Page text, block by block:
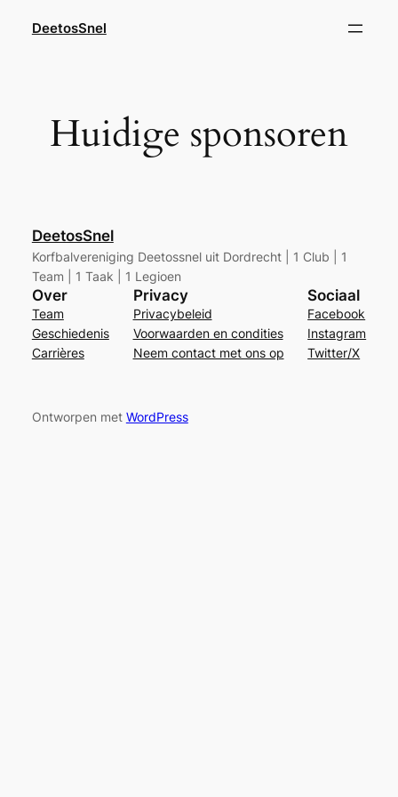
DeetosSnel
Huidige sponsoren
DeetosSnel
Korfbalvereniging Deetossnel uit Dordrecht | 1 Club | 1
Team | 1 Taak | 1 Legioen
Over
Team
Geschiedenis
Carrières
Privacy
Privacybeleid
Voorwaarden en condities
Neem contact met ons op
Sociaal
Facebook
Instagram
Twitter/X
Ontworpen met WordPress